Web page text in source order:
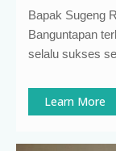
Bapak Sugeng
Banguntapan
selalu sukses
Learn More